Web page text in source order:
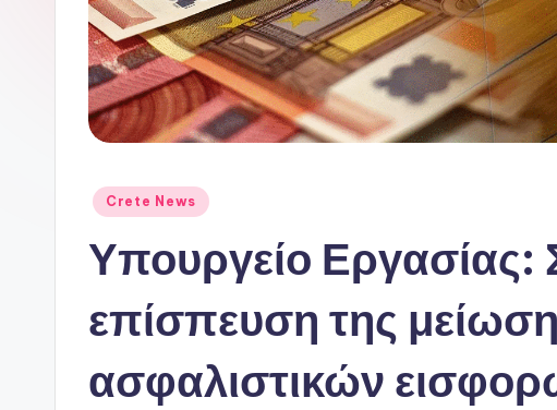
Αναρτήθηκε
Crete News
Υπουργείο Εργασίας:
επίσπευση της
ασφαλιστικών